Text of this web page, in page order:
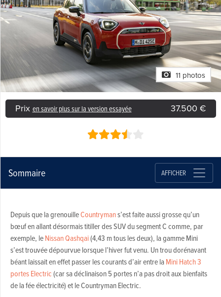
11 photos
Prix en savoir plus sur la version essayée 37.500 €
Sommaire AFFICHER
Depuis que la grenouilleCountrymans’est faite aussi grosse qu’un
bœuf en allant désormais titiller des SUV du segment C comme, par
exemple, leNissan Qashqai(4,43 m tous les deux), la gamme Mini
s’est trouvée dépourvue lorsque l’hiver fut venu. Un trou dorénavant
béant laissait en effet passer les courants d’air entre laMini Hatch 3
portes Electric(car sa déclinaison 5 portes n’a pas droit aux bienfaits
de la fée électricité) et le Countryman Electric.